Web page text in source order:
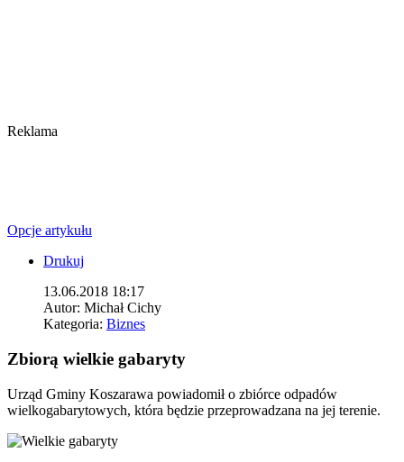
Reklama
Opcje artykułu
Drukuj
13.06.2018 18:17
Autor: Michał Cichy
Kategoria: Biznes
Zbiorą wielkie gabaryty
Urząd Gminy Koszarawa powiadomił o zbiórce odpadów
wielkogabarytowych, która będzie przeprowadzana na jej terenie.